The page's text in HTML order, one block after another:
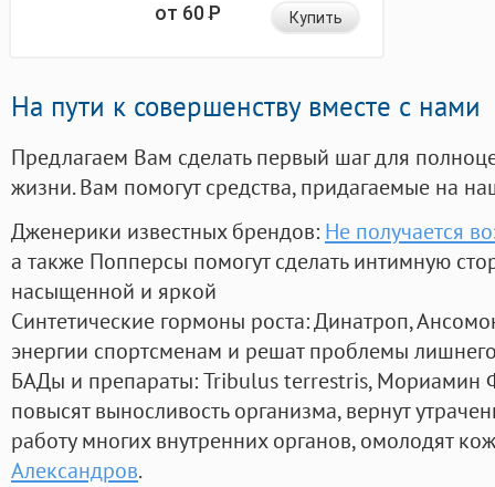
от 60Р Купить
На пути к совершенству вместе с нами
Предлагаем Вам сделать первый шаг для
жизни. Вам помогут средства, придагаемые на
Дженерики известных брендов: Не получается
а также Попперсы помогут сделать интимную
насыщенной и яркой
Синтетические гормоны роста: Динатроп,
энергии спортсменам и решат проблемы
БАДы и препараты:Tribulus terrestris, Мориамин
повысят выносливость организма, вернут
работу многих внутренних органов, омолодят
Александров.